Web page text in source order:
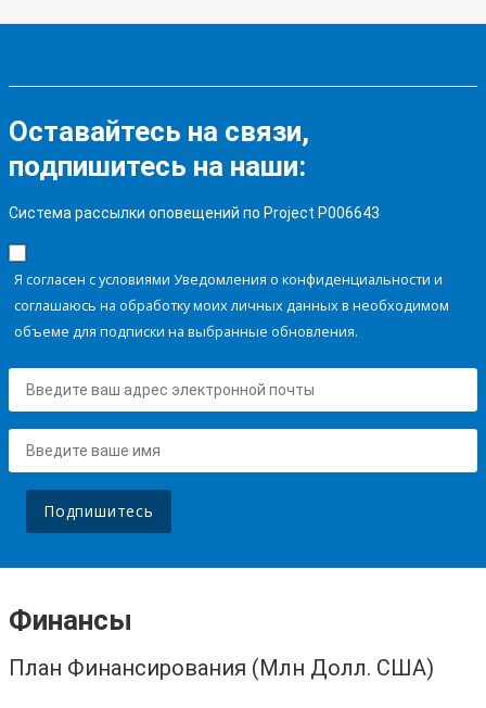
Оставайтесь на связи,
подпишитесь на наши:
Система рассылки оповещений по Project P006643
Я согласен с условиями Уведомления о конфиденциальности и
соглашаюсь на обработку моих личных данных в необходимом
объеме для подписки на выбранные обновления.
Подпишитесь
Финансы
План Финансирования (Млн Долл. США)